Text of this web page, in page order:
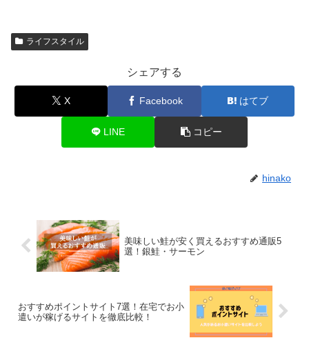
ライフスタイル
シェアする
X Facebook はてブ
LINE コピー
hinako
美味しい鮭が安く買えるおすすめ通販5
選！銀鮭・サーモン
おすすめポイントサイト7選！在宅でお小
遣いが稼げるサイトを徹底比較！